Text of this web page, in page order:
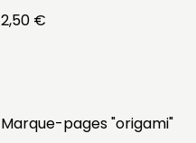
2,50 €
Marque-pages "origami"